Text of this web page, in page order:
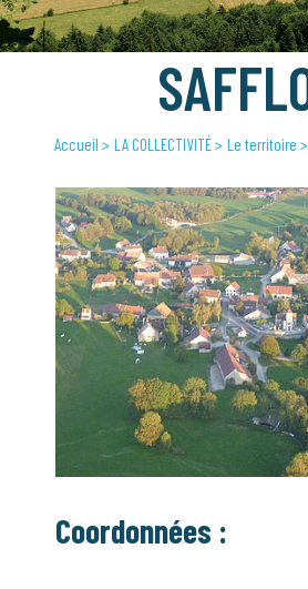
Accueil LA COLLECTIVITÉ Le territoire
Coordonnées :